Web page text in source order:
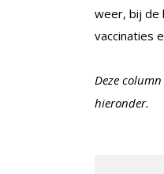
weer, bij de
vaccinaties
Deze
hieronder.